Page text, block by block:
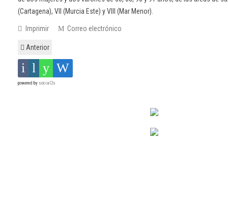
(Cartagena), VII (Murcia Este) y VIII (Mar Menor).
Imprimir Correo electrónico
Anterior
powered by social2s